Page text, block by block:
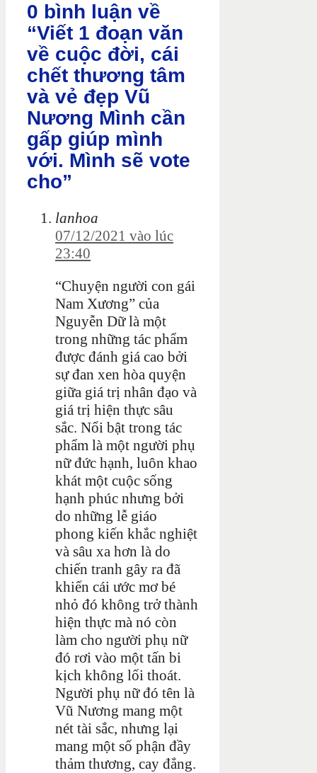
0 bình luận về
“Viết 1 đoạn văn
về cuộc đời, cái
chết thương tâm
và vẻ đẹp Vũ
Nương Mình cần
gấp giúp mình
với. Mình sẽ vote
cho”
lanhoa
07/12/2021 vào lúc
23:40
“Chuyện người con gái
Nam Xương” của
Nguyễn Dữ là một
trong những tác phẩm
được đánh giá cao bởi
sự đan xen hòa quyện
giữa giá trị nhân đạo và
giá trị hiện thực sâu
sắc. Nổi bật trong tác
phẩm là một người phụ
nữ đức hạnh, luôn khao
khát một cuộc sống
hạnh phúc nhưng bởi
do những lễ giáo
phong kiến khắc nghiệt
và sâu xa hơn là do
chiến tranh gây ra đã
khiến cái ước mơ bé
nhỏ đó không trở thành
hiện thực mà nó còn
làm cho người phụ nữ
đó rơi vào một tấn bi
kịch không lối thoát.
Người phụ nữ đó tên là
Vũ Nương mang một
nét tài sắc, nhưng lại
mang một số phận đầy
thảm thương, cay đắng.